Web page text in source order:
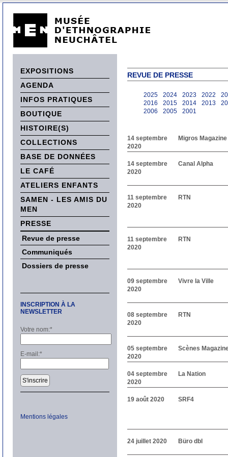
EXPOSITIONS
AGENDA
INFOS PRATIQUES
BOUTIQUE
HISTOIRE(S)
COLLECTIONS
BASE DE DONNÉES
LE CAFÉ
ATELIERS ENFANTS
SAMEN - LES AMIS DU
MEN
PRESSE
Revue de presse
Communiqués
Dossiers de presse
INSCRIPTION À LA
NEWSLETTER
Votre nom:*
E-mail:*
S'inscrire
Mentions légales
REVUE DE PRESSE
2025 2024 2023 2022
2016
2015 2014 2013
2006
2005 2001
14 septembre
2020
Migros Magazine
14 septembre
2020
Canal Alpha
11 septembre
2020
RTN
11 septembre
2020
RTN
09 septembre
2020
Vivre la Ville
08 septembre
2020
RTN
05 septembre
2020
Scènes
04 septembre
2020
La Nation
19 août 2020 SRF4
24 juillet 2020 Büro dbl